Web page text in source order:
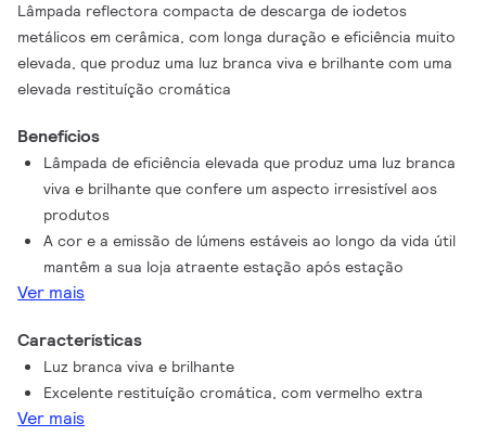
Lâmpada reflectora compacta de descarga de iodetos
metálicos em cerâmica, com longa duração e eficiência muito
elevada, que produz uma luz branca viva e brilhante com uma
elevada restituíção cromática
Benefícios
Lâmpada de eficiência elevada que produz uma luz branca
viva e brilhante que confere um aspecto irresistível aos
produtos
A cor e a emissão de lúmens estáveis ao longo da vida útil
mantêm a sua loja atraente estação após estação
Ver mais
Características
Luz branca viva e brilhante
Excelente restituíção cromática, com vermelho extra
Ver mais